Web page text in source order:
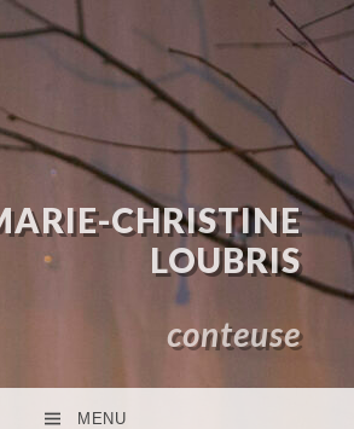
CHRISTINE
LOUBRIS
conteuse
MENU